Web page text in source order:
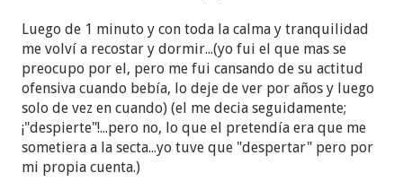
algo pasaba, porque el papá de mi novio falleció en
Noviembre y después de su fallecimiento, tuvo
sucesos extraños relacionados con la energía: se le
prendían los focos, se le encendía el televisor, se le
encendió en la madrugada el celular de su papá, así
que investigó y supuestamente cuando una
persona "desencarna", su espiritu, escencia o como
se llame se encuentra ahora en el "astral" y desea
Luego de 1 minuto y con toda la calma y tranquilidad
me volví a recostar y dormir...(yo fui el que mas se
preocupo por el, pero me fui cansando de su actitud
ofensiva cuando bebía, lo deje de ver por años y luego
solo de vez en cuando) (el me decia seguidamente;
¡"despierte"!...pero no, lo que el pretendía era que me
sometiera a la secta...yo tuve que "despertar" pero por
mi propia cuenta.)